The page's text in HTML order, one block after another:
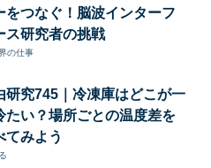
をつなぐ！脳波インターフ
ス研究者の挑戦
の仕事
研究745｜冷凍庫はどこが一
たい？場所ごとの温度差を
てみよう